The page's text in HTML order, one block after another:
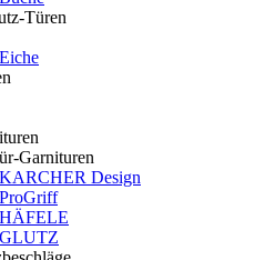
Türen
Eiche
Garnituren
KARCHER Design
ProGriff
HÄFELE
GLUTZ